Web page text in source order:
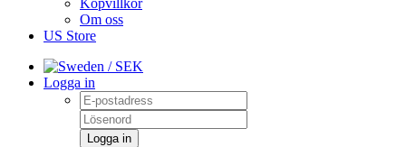
Köpvillkor
Om oss
US Store
/ SEK
Logga in
Logga in